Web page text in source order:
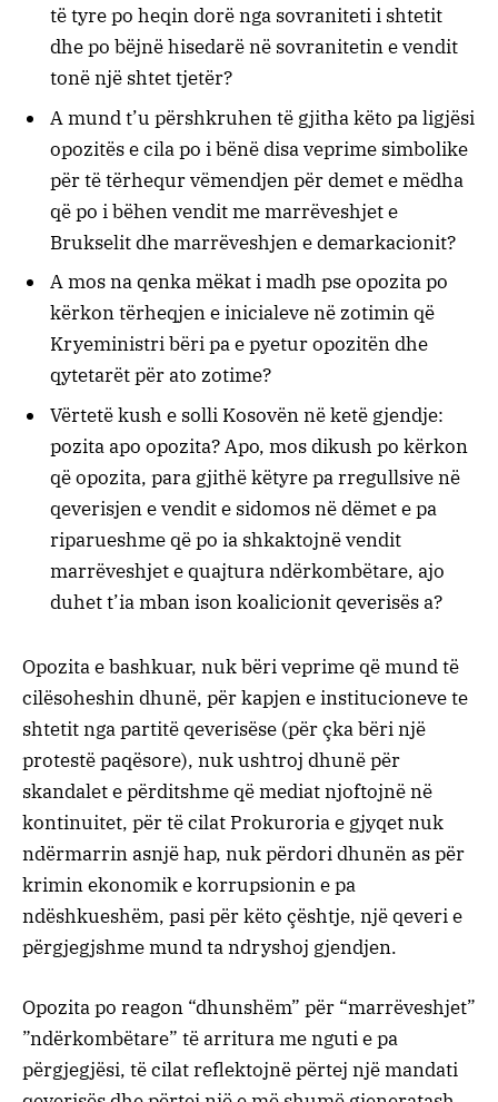
të tyre po heqin dorë nga sovraniteti i shtetit
dhe po bëjnë hisedarë në sovranitetin e vendit
tonë një shtet tjetër?
A mund t’u përshkruhen të gjitha këto pa ligjësi
opozitës e cila po i bënë disa veprime simbolike
për të tërhequr vëmendjen për demet e mëdha
që po i bëhen vendit me marrëveshjet e
Brukselit dhe marrëveshjen e demarkacionit?
A mos na qenka mëkat i madh pse opozita po
kërkon tërheqjen e inicialeve në zotimin që
Kryeministri bëri pa e pyetur opozitën dhe
qytetarët për ato zotime?
Vërtetë kush e solli Kosovën në ketë gjendje:
pozita apo opozita? Apo, mos dikush po kërkon
që opozita, para gjithë këtyre pa rregullsive në
qeverisjen e vendit e sidomos në dëmet e pa
riparueshme që po ia shkaktojnë vendit
marrëveshjet e quajtura ndërkombëtare, ajo
duhet t’ia mban ison koalicionit qeverisës a?
Opozita e bashkuar, nuk bëri veprime që mund të
cilësoheshin dhunë, për kapjen e institucioneve te
shtetit nga partitë qeverisëse (për çka bëri një
protestë paqësore), nuk ushtroj dhunë për
skandalet e përditshme që mediat njoftojnë në
kontinuitet, për të cilat Prokuroria e gjyqet nuk
ndërmarrin asnjë hap, nuk përdori dhunën as për
krimin ekonomik e korrupsionin e pa
ndëshkueshëm, pasi për këto çështje, një qeveri e
përgjegjshme mund ta ndryshoj gjendjen.
Opozita po reagon “dhunshëm” për “marrëveshjet”
”ndërkombëtare” të arritura me nguti e pa
përgjegjësi, të cilat reflektojnë përtej një mandati